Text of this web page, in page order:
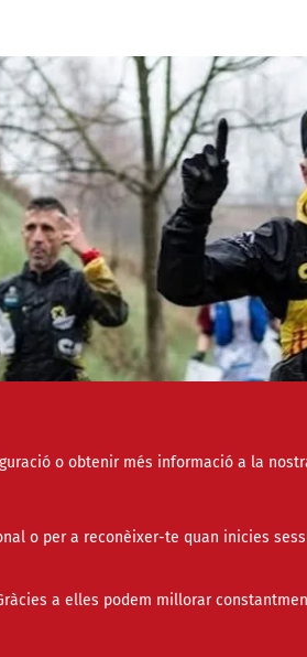
o obtenir més informació a la
o per a reconèixer-te quan inicies
a elles podem millorar